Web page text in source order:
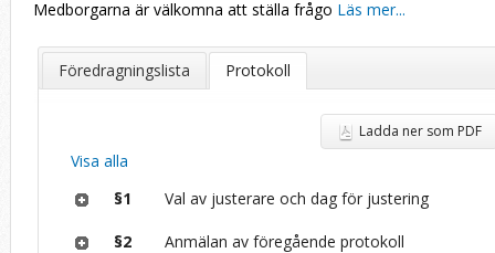
Medborgarna är välkomna att ställa frågo Läs mer...
Föredragningslista Protokoll
Ladda ner som PDF
Visa alla
§1
Val av justerare och dag för justering
§2 Anmälan av föregående protokoll